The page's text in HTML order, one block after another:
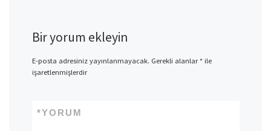
Bir yorum ekleyin
E-posta adresiniz yayınlanmayacak. Gerekli alanlar*ile
işaretlenmişlerdir
YORUM
*